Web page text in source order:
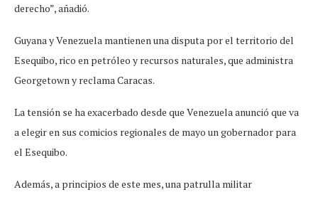
derecho”, añadió.
Guyana y Venezuela mantienen una disputa por el territorio del
Esequibo, rico en petróleo y recursos naturales, que administra
Georgetown y reclama Caracas.
La tensión se ha exacerbado desde que Venezuela anunció que va
a elegir en sus comicios regionales de mayo un gobernador para
el Esequibo.
Además, a principios de este mes, una patrulla militar